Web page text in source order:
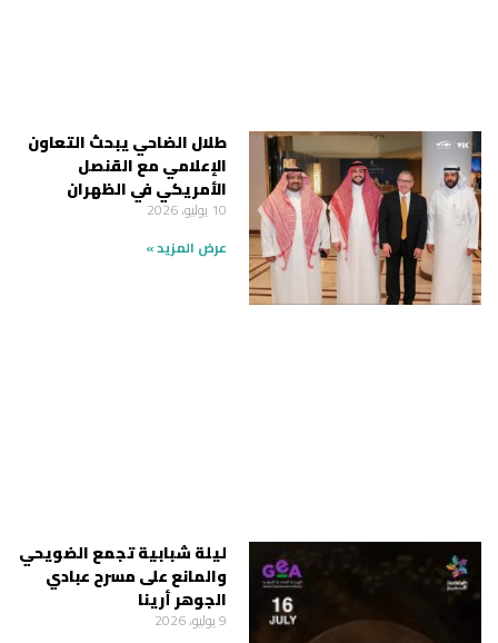
طلال الضاحي يبحث التعاون
الإعلامي مع القنصل
الأمريكي في الظهران
10 يوليو، 2026
عرض المزيد »
ليلة شبابية تجمع الضويحي
والمانع على مسرح عبادي
الجوهر أرينا
9 يوليو، 2026